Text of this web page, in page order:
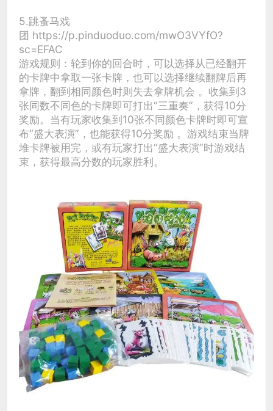
5.跳蚤马戏
团 https://p.pinduoduo.com/mwO3VYfO?
sc=EFAC
游戏规则：轮到你的回合时，可以选择从已经翻开
的卡牌中拿取一张卡牌，也可以选择继续翻牌后再
拿牌，翻到相同颜色时则失去拿牌机会 。收集到3
张同数不同色的卡牌即可打出“三重奏”，获得10分
奖励。当有玩家收集到10张不同颜色卡牌时即可宣
布“盛大表演”，也能获得10分奖励 。游戏结束当牌
堆卡牌被用完，或有玩家打出“盛大表演”时游戏结
束，获得最高分数的玩家胜利。